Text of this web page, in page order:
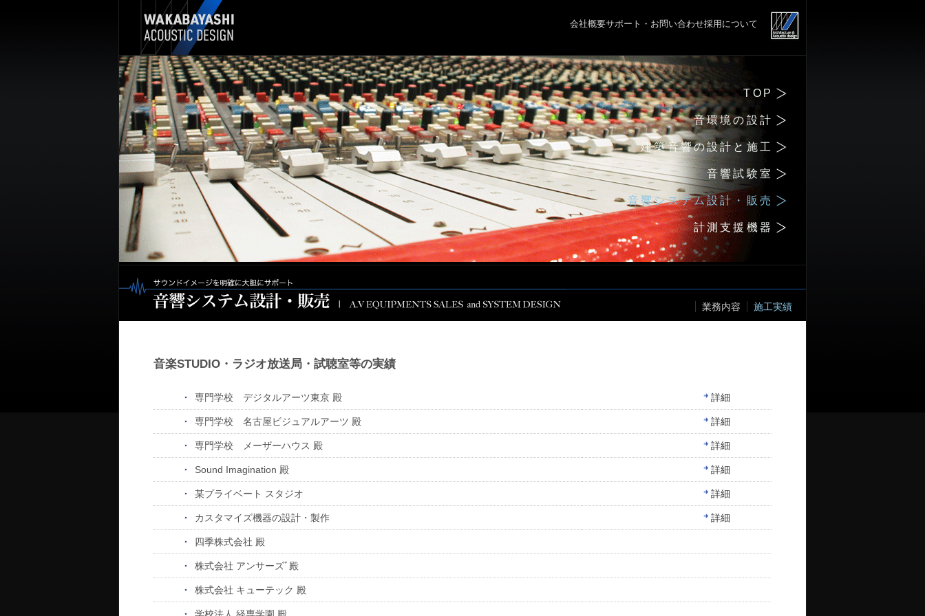
会社概要サポート・お問い合わせ採用について
TOP
音環境の設計
建築音響の設計と施工
音響試験室
音響システム設計・販売
計測支援機器
業務内容 施工実績
音楽STUDIO・ラジオ放送局・試聴室等の実績
専門学校 デジタルアーツ東京 殿 詳細
専門学校 名古屋ビジュアルアーツ 殿 詳細
専門学校 メーザーハウス 殿 詳細
Sound Imagination 殿 詳細
某プライベート スタジオ 詳細
カスタマイズ機器の設計・製作 詳細
四季株式会社 殿
株式会社 アンサーズﾞ殿
株式会社 キューテック 殿